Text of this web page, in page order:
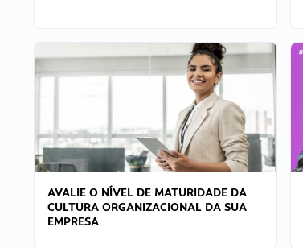
AVALIE O NÍVEL DE MATURIDADE DA
CULTURA ORGANIZACIONAL DA SUA
EMPRESA